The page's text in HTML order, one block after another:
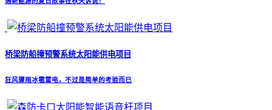
桥梁防船撞预警系统太阳能供电项目
狂风骤雨冰雹雷电，不过是简单的考验而已